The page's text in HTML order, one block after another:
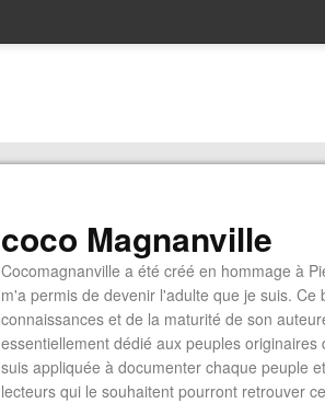
coco Magnanville
Cocomagnanville a été créé en hommage à
m'a permis de devenir l'adulte que je suis.
connaissances et de la maturité de son
essentiellement dédié aux peuples originaires
suis appliquée à documenter chaque peuple
lecteurs qui le souhaitent pourront retrouver